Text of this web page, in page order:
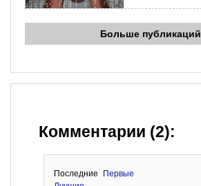
Больше публикаций
Комментарии (2):
Последние
Первые